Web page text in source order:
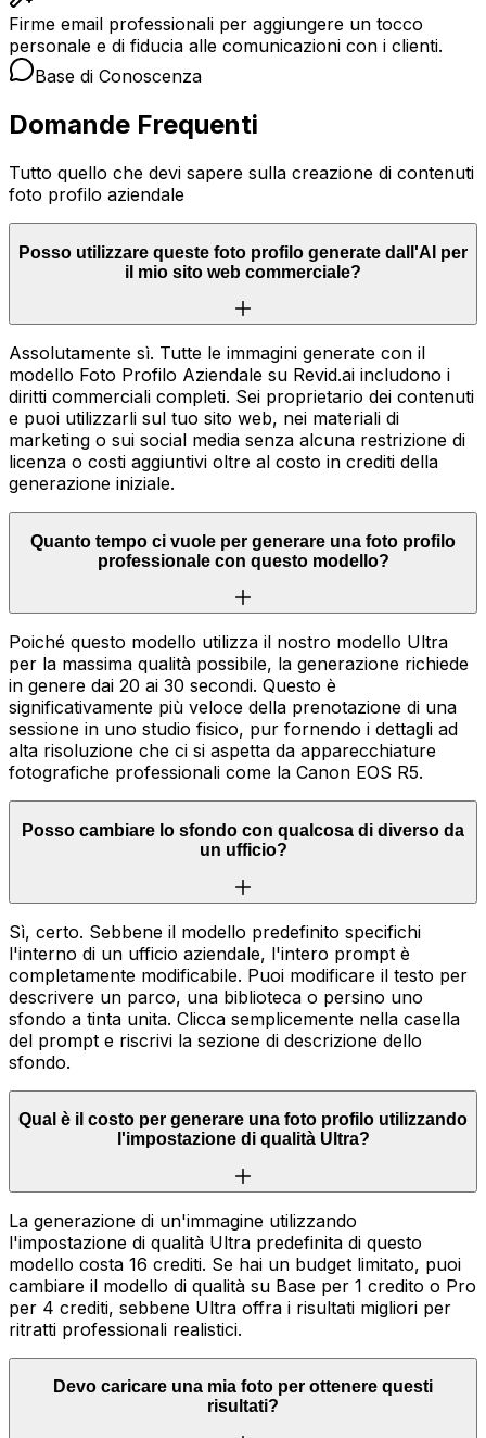
Firme email professionali per aggiungere un tocco
personale e di fiducia alle comunicazioni con i clienti.
Base di Conoscenza
Domande Frequenti
Tutto quello che devi sapere sulla creazione di contenuti
foto profilo aziendale
Posso utilizzare queste foto profilo generate dall'AI per
il mio sito web commerciale?
Assolutamente sì. Tutte le immagini generate con il
modello Foto Profilo Aziendale su Revid.ai includono i
diritti commerciali completi. Sei proprietario dei contenuti
e puoi utilizzarli sul tuo sito web, nei materiali di
marketing o sui social media senza alcuna restrizione di
licenza o costi aggiuntivi oltre al costo in crediti della
generazione iniziale.
Quanto tempo ci vuole per generare una foto profilo
professionale con questo modello?
Poiché questo modello utilizza il nostro modello Ultra
per la massima qualità possibile, la generazione richiede
in genere dai 20 ai 30 secondi. Questo è
significativamente più veloce della prenotazione di una
sessione in uno studio fisico, pur fornendo i dettagli ad
alta risoluzione che ci si aspetta da apparecchiature
fotografiche professionali come la Canon EOS R5.
Posso cambiare lo sfondo con qualcosa di diverso da
un ufficio?
Sì, certo. Sebbene il modello predefinito specifichi
l'interno di un ufficio aziendale, l'intero prompt è
completamente modificabile. Puoi modificare il testo per
descrivere un parco, una biblioteca o persino uno
sfondo a tinta unita. Clicca semplicemente nella casella
del prompt e riscrivi la sezione di descrizione dello
sfondo.
Qual è il costo per generare una foto profilo utilizzando
l'impostazione di qualità Ultra?
La generazione di un'immagine utilizzando
l'impostazione di qualità Ultra predefinita di questo
modello costa 16 crediti. Se hai un budget limitato, puoi
cambiare il modello di qualità su Base per 1 credito o Pro
per 4 crediti, sebbene Ultra offra i risultati migliori per
ritratti professionali realistici.
Devo caricare una mia foto per ottenere questi
risultati?